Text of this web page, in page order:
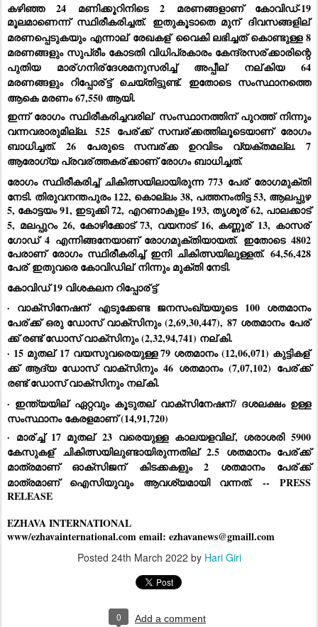
കഴിഞ്ഞ 24 മണിക്കൂറിനിടെ 2 മരണങ്ങളാണ് കോവിഡ്-19
മൂലമാണെന്ന് സ്ഥിരീകരിച്ചത്. ഇതുകൂടാതെ മുന് ദിവസങ്ങളില്
മരണപ്പെടുകയും എന്നാല് രേഖകള് വൈകി ലഭിച്ചത് കൊണ്ടുള്ള 8
മരണങ്ങളും സുപ്രീം കോടതി വിധിപ്രകാരം കേന്ദ്രസര്ക്കാരിന്റെ
പുതിയ മാര്ഗനിര്ദേശമനുസരിച്ച് അപ്പീല് നല്കിയ 64
മരണങ്ങളും റിപ്പോര്ട്ട് ചെയ്തിട്ടുണ്ട്. ഇതോടെ സംസ്ഥാനത്തെ
ആകെ മരണം 67,550 ആയി.
ഇന്ന് രോഗം സ്ഥിരീകരിച്ചവരില് സംസ്ഥാനത്തിന് പുറത്ത് നിന്നും
വന്നവരാരുമില്ല. 525 പേര്ക്ക് സമ്പര്ക്കത്തിലൂടെയാണ് രോഗം
ബാധിച്ചത്. 26 പേരുടെ സമ്പര്ക്ക ഉറവിടം വ്യക്തമല്ല. 7
ആരോഗ്യ പ്രവര്ത്തകര്ക്കാണ് രോഗം ബാധിച്ചത്.
രോഗം സ്ഥിരീകരിച്ച് ചികിത്സയിലായിരുന്ന 773 പേര് രോഗമുക്തി
നേടി. തിരുവനന്തപുരം 122, കൊല്ലം 38, പത്തനംതിട്ട 53, ആലപ്പുഴ
5, കോട്ടയം 91, ഇടുക്കി 72, എറണാകുളം 193, തൃശൂര് 62, പാലക്കാട്
5, മലപ്പുറം 26, കോഴിക്കോട് 73, വയനാട് 16, കണ്ണൂര് 13, കാസര്
ഗോഡ് 4 എന്നിങ്ങനേയാണ് രോഗമുക്തിയായത്. ഇതോടെ 4802
പേരാണ് രോഗം സ്ഥിരീകരിച്ച് ഇനി ചികിത്സയിലുള്ളത്. 64,56,428
പേര് ഇതുവരെ കോവിഡില് നിന്നും മുക്തി നേടി.
കോവിഡ് 19 വിശകലന റിപ്പോര്ട്ട്
· വാക്‌സിനേഷന് എടുക്കേണ്ട ജനസംഖ്യയുടെ 100 ശതമാനം
പേര്
ക്ക് ഒരു ഡോസ് വാക്‌സിനും (2,69,30,447), 87 ശതമാനം പേര്
ക്ക് രണ്ട് ഡോസ് വാക്‌സിനും (2,32,94,741) നല്കി.
· 15 മുതല് 17 വയസുവരെയുള്ള 79 ശതമാനം (12,06,071) കുട്ടികള്
ക്ക് ആദ്യ ഡോസ് വാക്‌സിനും 46 ശതമാനം (7,07,102) പേര്ക്ക്
രണ്ട് ഡോസ് വാക്‌സിനും നല്കി.
· ഇന്ത്യയില് ഏറ്റവും കൂടുതല് വാക്‌സിനേഷന്/ ദശലക്ഷം ഉള്ള
സംസ്ഥാനം കേരളമാണ് (14,91,720)
· മാര്ച്ച് 17 മുതല് 23 വരെയുള്ള കാലയളവില്, ശരാശരി 5900
കേസുകള് ചികിത്സയിലുണ്ടായിരുന്നതില് 2.5 ശതമാനം പേര്ക്ക്
മാത്രമാണ് ഓക്‌സിജന് കിടക്കകളും 2 ശതമാനം പേര്ക്ക്
മാത്രമാണ് ഐസിയുവും ആവശ്യമായി വന്നത്. -- PRESS
RELEASE
EZHAVA INTERNATIONAL
www/ezhavainternational.com email: ezhavanews@gmaill.com
Posted 24th March 2022 by Hari Giri
0 Add a comment